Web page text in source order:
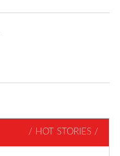
/ HOT STORIES /